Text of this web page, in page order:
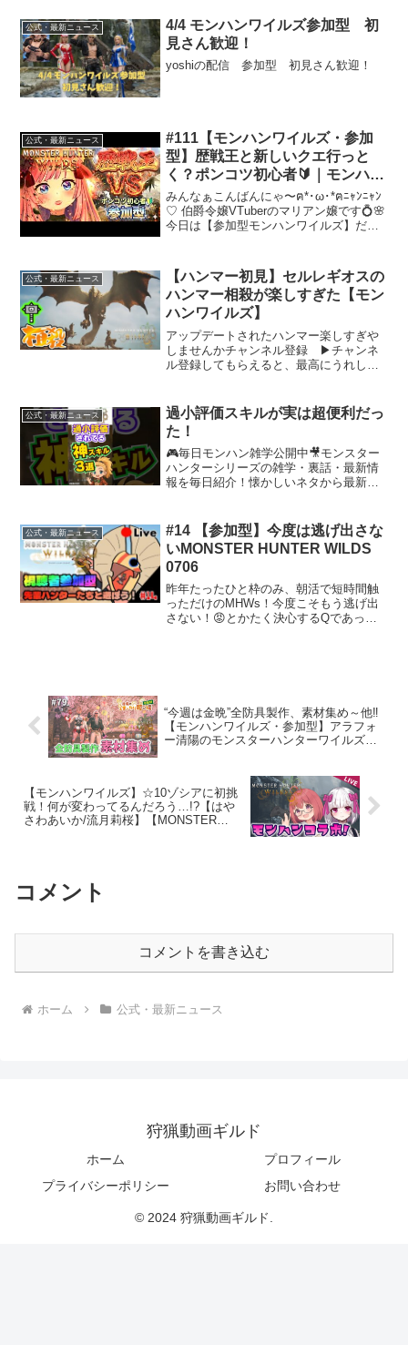
価で最新雑学をチェック！#ワイルズ #モ
ンハン #モンスター...
公式・最新ニュース
4/4 モンハンワイルズ参加型 初
見さん歓迎！
yoshiの配信 参加型 初見さん歓迎！
公式・最新ニュース
#111【モンハンワイルズ・参加
型】歴戦王と新しいクエ行っと
く？ポンコツ初心者🔰｜モンハン
ワイルズ〔マリアン嬢〕
みんなぁこんばんにゃ〜ฅ*･ω･*ฅﾆｬﾝﾆｬﾝ
♡ 伯爵令嬢VTuberのマリアン嬢です💍🌸
今日は【参加型モンハンワイルズ】だよ
くよぉ❣️突撃ー❣️」 最後はみん...
公式・最新ニュース
【ハンマー初見】セルレギオスの
ハンマー相殺が楽しすぎた【モン
ハンワイルズ】
アップデートされたハンマー楽しすぎや
しませんかチャンネル登録 ▶チャンネ
ル登録してもらえると、最高にうれしい
ーンズHDの再生リスト▶DRAGONBALL
Spark...
公式・最新ニュース
過小評価スキルが実は超便利だっ
た！
🎮毎日モンハン雑学公開中🎥モンスター
ハンターシリーズの雑学・裏話・最新情
報を毎日紹介！懐かしいネタから最新作
価で最新雑学をチェック！#ワイルズ #モ
ンハン #モンスター...
公式・最新ニュース
#14 【参加型】今度は逃げ出さな
いMONSTER HUNTER WILDS
0706
昨年たったひと枠のみ、朝活で短時間触
っただけのMHWs！今度こそもう逃げ出
さない！😡とかたく決心するQであっ
“今週は金晩”全防具製作、素材集め～他‼
【モンハンワイルズ・参加型】アラフォ
ー清陽のモンスターハンターワイルズの
【モンハンワイルズ】☆10ゾシアに初挑
戦！何が変わってるんだろう…!?【はや
さわあいか/流月莉桜】【MONSTER
コメント
コメントを書き込む
ホーム 公式・最新ニュース
狩猟動画ギルド
ホーム
プロフィール
プライバシーポリシー
お問い合わせ
© 2024 狩猟動画ギルド.